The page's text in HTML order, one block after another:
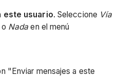
este usuario. Seleccione Vía
Nada en el menú
"Enviar mensajes a este